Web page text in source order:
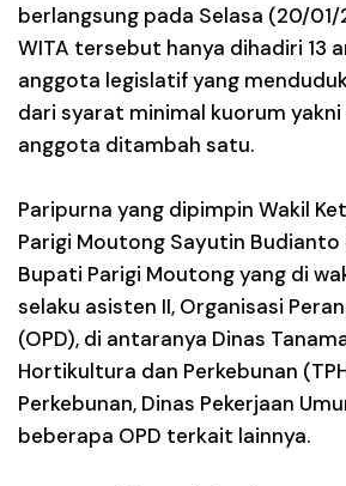
berlangsung pada Selasa (20/
WITA tersebut hanya dihadiri 13
anggota legislatif yang
dari syarat minimal kuorum
anggota ditambah satu.
Paripurna yang dipimpin Wakil
Parigi Moutong Sayutin
Bupati Parigi Moutong yang di
selaku asisten II, Organisasi
(OPD), di antaranya Dinas
Hortikultura dan Perkebunan
Perkebunan, Dinas Pekerjaan
beberapa OPD terkait lainnya.